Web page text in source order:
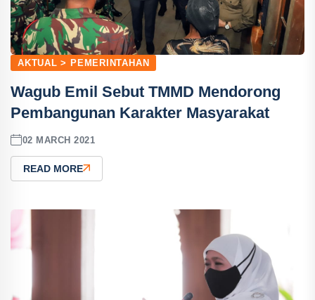
AKTUAL > PEMERINTAHAN
Wagub Emil Sebut TMMD Mendorong
Pembangunan Karakter Masyarakat
02 MARCH 2021
READ MORE